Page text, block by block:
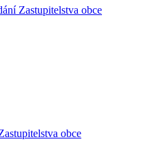
Zastupitelstva obce
obce